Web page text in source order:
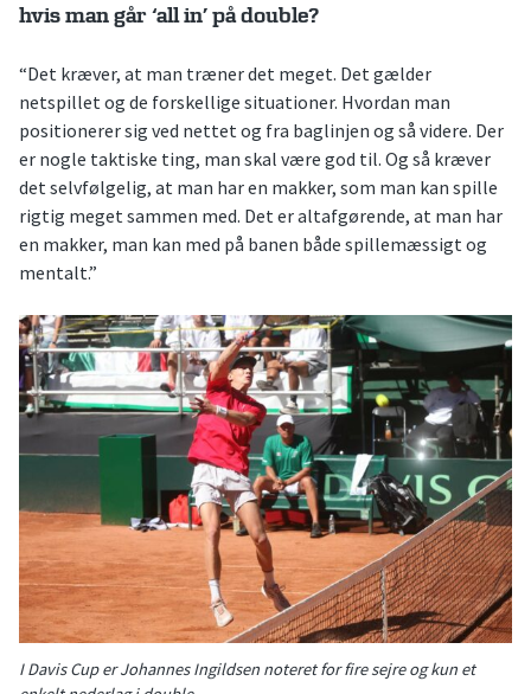
hvis man går ‘all in’ på double?
“Det kræver, at man træner det meget. Det gælder
netspillet og de forskellige situationer. Hvordan man
positionerer sig ved nettet og fra baglinjen og så videre. Der
er nogle taktiske ting, man skal være god til. Og så kræver
det selvfølgelig, at man har en makker, som man kan spille
rigtig meget sammen med. Det er altafgørende, at man har
en makker, man kan med på banen både spillemæssigt og
mentalt.”
I Davis Cup er Johannes Ingildsen noteret for fire sejre og kun et